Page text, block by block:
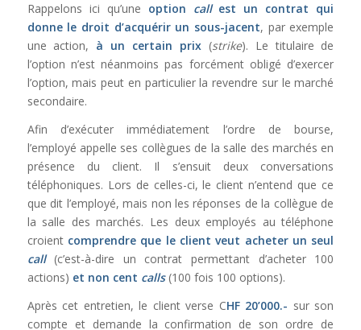
Rappelons ici qu’une option callest un contrat qui
donne le droit d’acquérir un sous-jacent, par exemple
une action, à un certain prix(strike). Le titulaire de
l’option n’est néanmoins pas forcément obligé d’exercer
l’option, mais peut en particulier la revendre sur le marché
secondaire.
Afin d’exécuter immédiatement l’ordre de bourse,
l’employé appelle ses collègues de la salle des marchés en
présence du client. Il s’ensuit deux conversations
téléphoniques. Lors de celles-ci, le client n’entend que ce
que dit l’employé, mais non les réponses de la collègue de
la salle des marchés. Les deux employés au téléphone
croient comprendre que le client veut acheter un seul
call(c’est-à-dire un contrat permettant d’acheter 100
actions) et non cent calls(100 fois 100 options).
Après cet entretien, le client verse CHF 20’000.- sur son
compte et demande la confirmation de son ordre de